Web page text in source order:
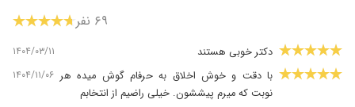
۶۹ نفر
دکتر خوبی هستند ۱۴۰۴/۰۳/۱۱
با دقت و خوش اخلاق به حرفام گوش میده هر
نوبت که میرم پیششون. خیلی راضیم از انتخابم
۱۴۰۴/۱۱/۰۶